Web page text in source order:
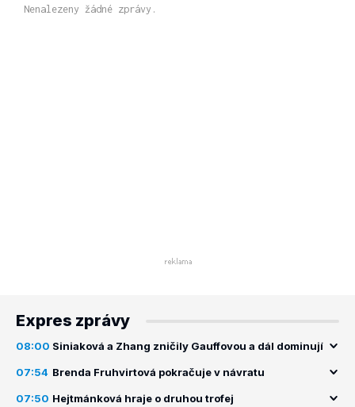
Nenalezeny žádné zprávy.
Expres zprávy
08:00 Siniaková a Zhang zničily Gauffovou a dál dominují
07:54 Brenda Fruhvirtová pokračuje v návratu
07:50 Hejtmánková hraje o druhou trofej